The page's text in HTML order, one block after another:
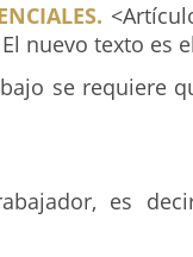
nuevo texto es
se requiere
es